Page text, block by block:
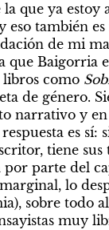
que ya estoy
eso también
de mi
que Baigorria
como
de género.
narrativo y
es sí:
tiene sus
parte del
lo
sobre todo
muy